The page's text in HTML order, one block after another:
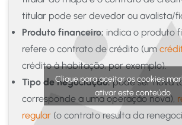
titular pode ser devedor ou avalista/
Produto financeiro: indica o produto
refere o contrato de crédito (um
crédito à habitação, por exemplo).
Tipo de negociação:pode ser nova
corresponde a uma operação nova),
regular (o contrato resulta da
Clique para aceitar os cookies
ativar este conteúdo